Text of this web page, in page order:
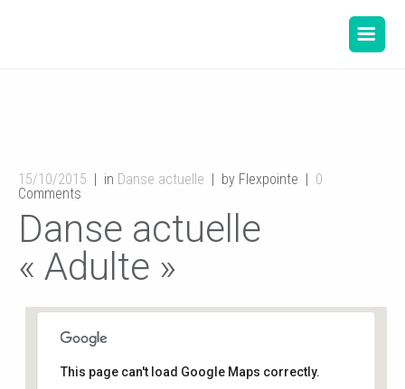
15/10/2015 in Danse actuelle by Flexpointe
0
Comments
Danse actuelle
« Adulte »
This page can't load Google Maps correctly.